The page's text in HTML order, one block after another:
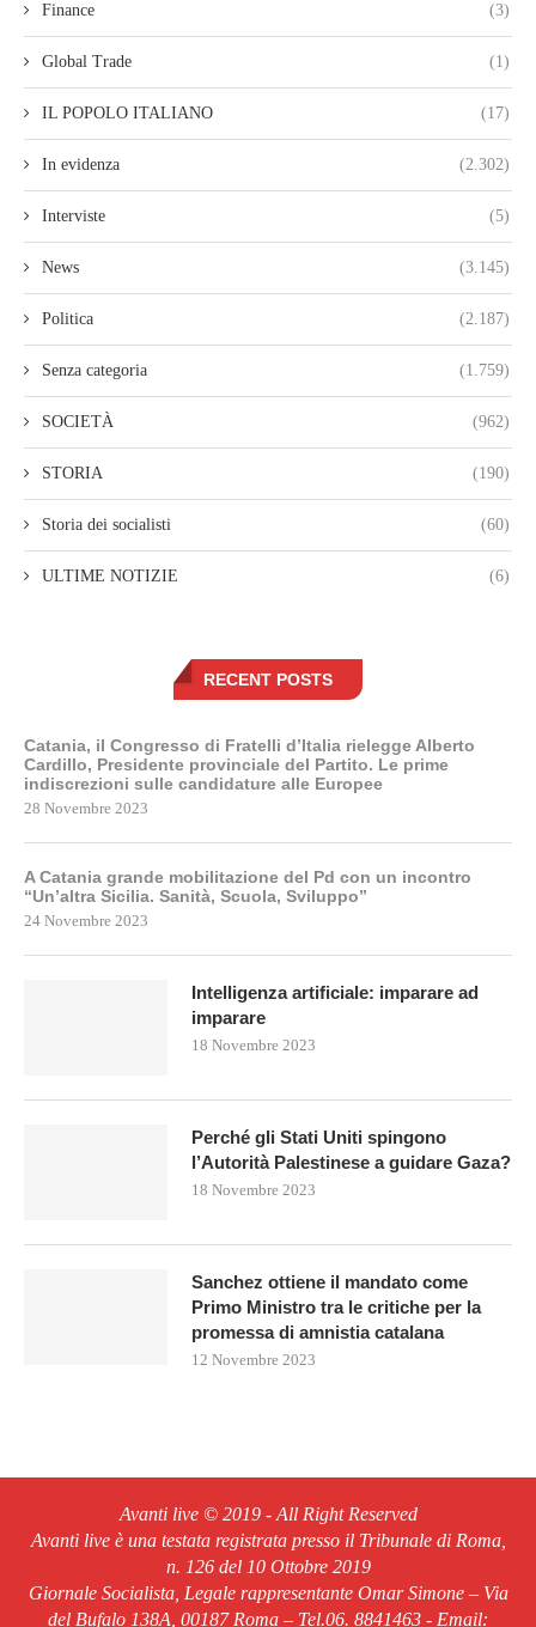
Finance (3)
Global Trade (1)
IL POPOLO ITALIANO (17)
In evidenza (2.302)
Interviste (5)
News (3.145)
Politica (2.187)
Senza categoria (1.759)
SOCIETÀ (962)
STORIA (190)
Storia dei socialisti (60)
ULTIME NOTIZIE (6)
RECENT POSTS
Catania, il Congresso di Fratelli d’Italia rielegge Alberto
Cardillo, Presidente provinciale del Partito. Le prime
indiscrezioni sulle candidature alle Europee
28 Novembre 2023
A Catania grande mobilitazione del Pd con un incontro
“Un’altra Sicilia. Sanità, Scuola, Sviluppo”
24 Novembre 2023
Intelligenza artificiale: imparare ad
imparare
18 Novembre 2023
Perché gli Stati Uniti spingono
l’Autorità Palestinese a guidare Gaza?
18 Novembre 2023
Sanchez ottiene il mandato come
Primo Ministro tra le critiche per la
promessa di amnistia catalana
12 Novembre 2023
Avanti live © 2019 - All Right Reserved
Avanti live è una testata registrata presso il Tribunale di Roma,
n. 126 del 10 Ottobre 2019
Giornale Socialista, Legale rappresentante Omar Simone – Via
del Bufalo 138A, 00187 Roma – Tel.06. 8841463 - Email: